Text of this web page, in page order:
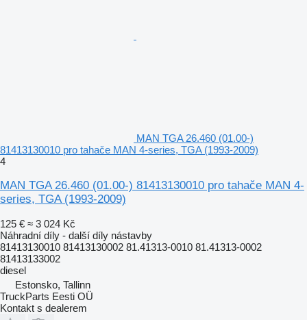
MAN TGA 26.460 (01.00-)
81413130010 pro tahače MAN 4-series, TGA (1993-2009)
4
MAN TGA 26.460 (01.00-) 81413130010 pro tahače MAN 4-
series, TGA (1993-2009)
125 € ≈ 3 024 Kč
Náhradní díly - další díly nástavby
81413130010 81413130002 81.41313-0010 81.41313-0002
81413133002
diesel
Estonsko, Tallinn
TruckParts Eesti OÜ
Kontakt s dealerem